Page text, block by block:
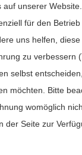
ist
Wetter
gut
auf unserer
für den
uns helfen,
zu verbessern
selbst
möchten. Bitte
womöglich
der Seite zur